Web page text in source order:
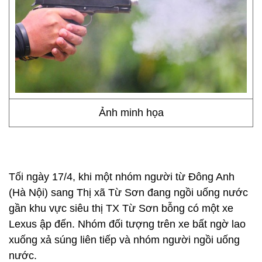
Ảnh minh họa
Tối ngày 17/4, khi một nhóm người từ Đông Anh
(Hà Nội) sang Thị xã Từ Sơn đang ngồi uống nước
gần khu vực siêu thị TX Từ Sơn bỗng có một xe
Lexus ập đến. Nhóm đối tượng trên xe bất ngờ lao
xuống xả súng liên tiếp và nhóm người ngồi uống
nước.